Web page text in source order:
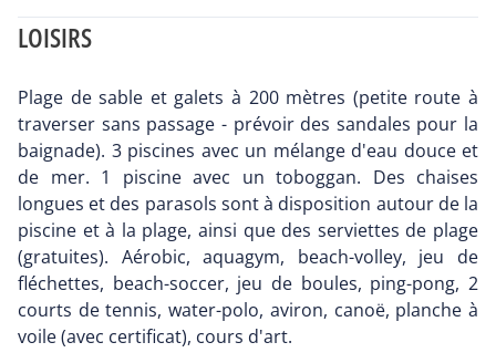
LOISIRS
Plage de sable et galets à 200 mètres (petite route à
traverser sans passage - prévoir des sandales pour la
baignade). 3 piscines avec un mélange d'eau douce et
de mer. 1 piscine avec un toboggan. Des chaises
longues et des parasols sont à disposition autour de la
piscine et à la plage, ainsi que des serviettes de plage
(gratuites). Aérobic, aquagym, beach-volley, jeu de
fléchettes, beach-soccer, jeu de boules, ping-pong, 2
courts de tennis, water-polo, aviron, canoë, planche à
voile (avec certificat), cours d'art.